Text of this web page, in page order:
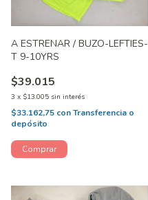
A ESTRENAR / BUZO-LEFTIES-
T 9-10YRS
$39.015
3 x $13.005 sin interés
$33.162,75 conTransferencia o
depósito